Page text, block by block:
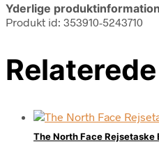
Yderlige
Produkt id: 353910-5243710
The North Face Rejsetaske